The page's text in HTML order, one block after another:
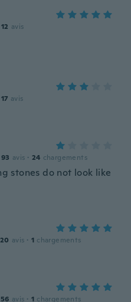
12 avis
17 avis
93 avis · 24 chargements
stones do not look like
20 avis · 1 chargements
56 avis · 1 chargements